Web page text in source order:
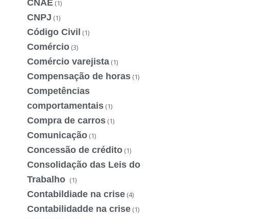
CNAE (1)
CNPJ (1)
Código Civil (1)
Comércio (3)
Comércio varejista (1)
Compensação de horas (1)
Competências
comportamentais (1)
Compra de carros (1)
Comunicação (1)
Concessão de crédito (1)
Consolidação das Leis do
Trabalho (1)
Contabildiade na crise (4)
Contabilidadde na crise (1)